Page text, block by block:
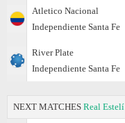
Atletico Nacional
Independiente Santa Fe
River Plate
Independiente Santa Fe
NEXT MATCHES Real Estelí